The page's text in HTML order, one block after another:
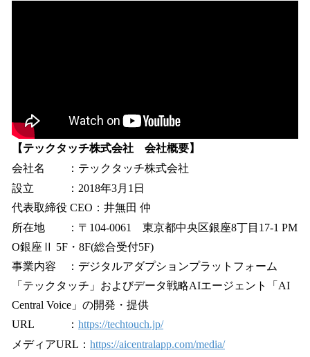
【テックタッチ株式会社 会社概要】
会社名 ：テックタッチ株式会社
設立 ：2018年3月1日
代表取締役 CEO：井無田 仲
所在地 ：〒104-0061 東京都中央区銀座8丁目17-1 PM
O銀座Ⅱ 5F・8F(総合受付5F)
事業内容 ：デジタルアダプションプラットフォーム
「テックタッチ」およびデータ戦略AIエージェント「AI
Central Voice」の開発・提供
URL ： https://techtouch.jp/
メディアURL： https://aicentralapp.com/media/